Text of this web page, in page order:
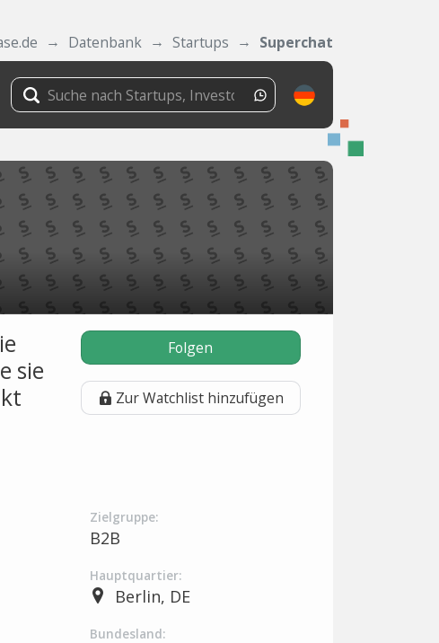
Datenbank Startups Superchat
sie
Folgen
Zur Watchlist hinzufügen
Zielgruppe:
B2B
Hauptquartier:
Berlin, DE
Bundesland: